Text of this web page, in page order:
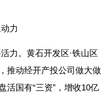
力
力。黄石开发区·铁山区
推动经开产投公司做大做
活国有“三资”，增收10亿